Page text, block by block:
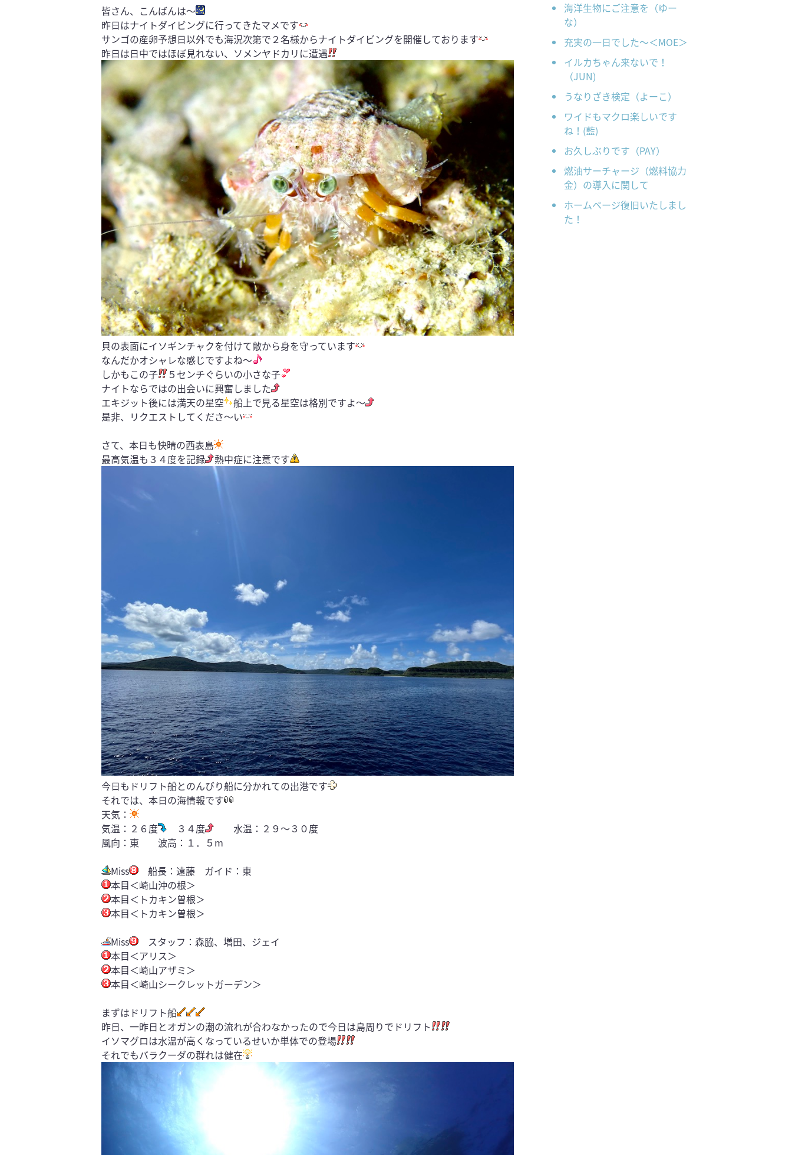
海洋生物にご注意を（ゆー
な）
充実の一日でした～＜MOE＞
イルカちゃん来ないで！
（JUN)
うなりざき検定（よーこ）
ワイドもマクロ楽しいです
ね！(藍)
お久しぶりです（PAY）
燃油サーチャージ（燃料協力
金）の導入に関して
ホームページ復旧いたしまし
た！
皆さん、こんばんは〜
昨日はナイトダイビングに行ってきたマメです
サンゴの産卵予想日以外でも海況次第で２名様からナイトダイビングを開催しております
昨日は日中ではほぼ見れない、ソメンヤドカリに遭遇
貝の表面にイソギンチャクを付けて敵から身を守っています
なんだかオシャレな感じですよね〜
しかもこの子
５センチぐらいの小さな子
ナイトならではの出会いに興奮しました
エキジット後には満天の星空
船上で見る星空は格別ですよ〜
是非、リクエストしてくださ〜い
さて、本日も快晴の西表島
最高気温も３４度を記録
熱中症に注意です
今日もドリフト船とのんびり船に分かれての出港です
それでは、本日の海情報です
天気：
気温：２６度
３４度
水温：２９〜３０度
風向：東 波高：１．５m
Miss
船長：遠藤 ガイド：東
本目＜崎山沖の根＞
本目＜トカキン曽根＞
本目＜トカキン曽根＞
Miss
スタッフ：森脇、増田、ジェイ
本目＜アリス＞
本目＜崎山アザミ＞
本目＜崎山シークレットガーデン＞
まずはドリフト船
昨日、一昨日とオガンの潮の流れが合わなかったので今日は島周りでドリフト
イソマグロは水温が高くなっているせいか単体での登場
それでもバラクーダの群れは健在